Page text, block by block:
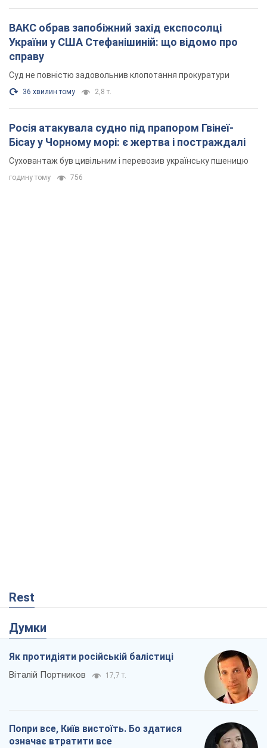
ВАКС обрав запобіжний захід експосолці
України у США Стефанішиній: що відомо про
справу
Суд не повністю задовольнив клопотання прокуратури
36 хвилин тому 2,8 т.
Росія атакувала судно під прапором Гвінеї-
Бісау у Чорному морі: є жертва і постраждалі
Суховантаж був цивільним і перевозив українську пшеницю
годину тому 756
Rest
Думки
Як протидіяти російській балістиці
Віталій Портников 17,7 т.
Попри все, Київ вистоїть. Бо здатися
означає втратити все